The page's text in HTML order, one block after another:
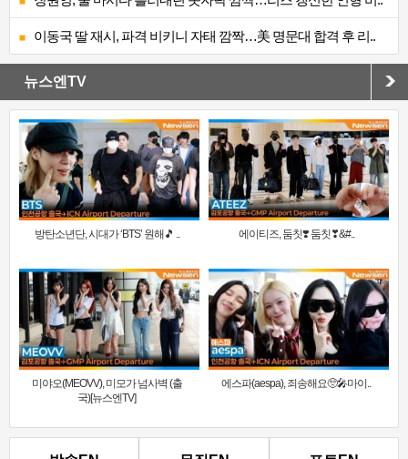
이동국 딸 재시, 파격 비키니 자태 깜짝…美 명문대 합격 후 리..
뉴스엔TV
방탄소년단, 시대가 ‘BTS’ 원해🎵 .. 에이티즈, 둠칫❣️ 둠칫❣&#..
미야오(MEOVV), 미모가 넘사벽 (출
국)[뉴스엔TV]
에스파(aespa), 죄송해요🥺🎤마이..